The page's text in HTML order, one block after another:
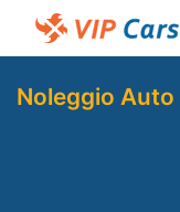
Noleggio Auto